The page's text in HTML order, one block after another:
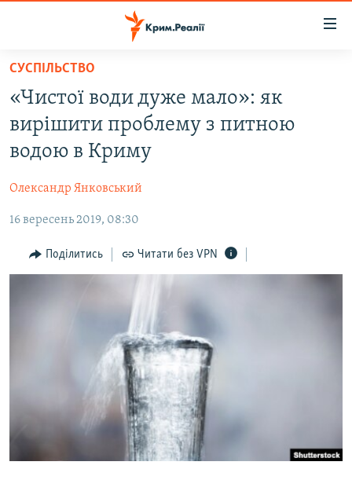
Перейти
основного
матеріалу
Перейти
до
основної
Перейти
пошуку
ВІДЕО ТА ФОТО
БЛОГИ
ПОГЛЯД
ІНТЕРВ'Ю
ВІДЕОУРОКИ «ELIFBE»
СВІДЧЕННЯ ОКУПАЦІЇ
УКРАЇНСЬКА ПРОБЛЕМА КРИМУ
ЯК ОБІЙТИ БЛОКУВАННЯ
Qırımtatar
СУСПІЛЬСТВО
«Чистої води дуже мало»: як
вирішити проблему з питною
водою в Криму
Олександр Янковський
16 вересень 2019, 08:30
Поділитись Читати без VPN